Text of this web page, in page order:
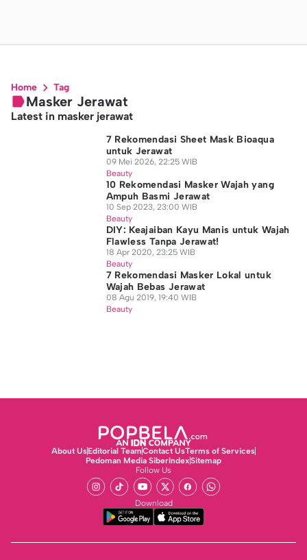
Home Tag
Masker Jerawat
Latest in masker jerawat
7 Rekomendasi Sheet Mask Bioaqua
untuk Jerawat
09 Mei 2026, 22:25 WIB
Beauty
10 Rekomendasi Masker Wajah yang
Ampuh Basmi Jerawat
10 Sep 2023, 23:00 WIB
Beauty
DIY: Keajaiban Kayu Manis untuk Wajah
Flawless Tanpa Jerawat!
18 Apr 2020, 23:25 WIB
Beauty
7 Rekomendasi Masker Lokal untuk
Wajah Bebas Jerawat
08 Agu 2019, 19:40 WIB
Beauty
About UsEditorial TeamContact UsTerms of Services
Pedoman Media SiberIndexSitemap
Follow Us
Download